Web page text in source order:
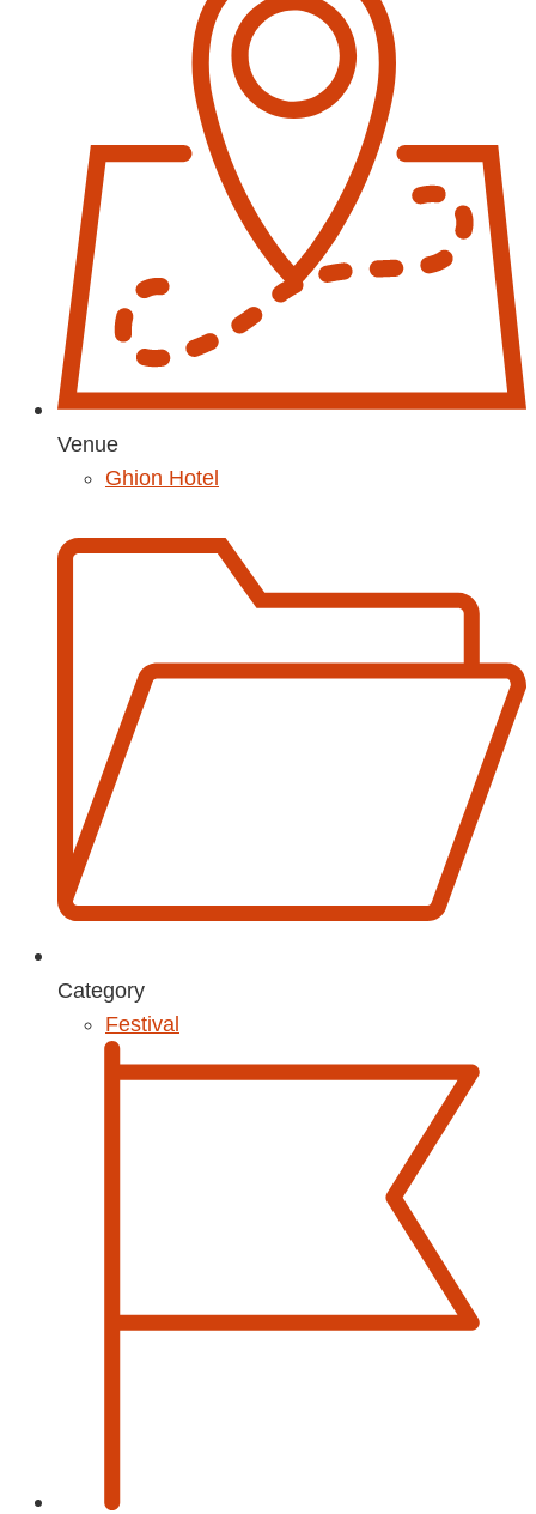
Venue
Ghion Hotel
Category
Festival